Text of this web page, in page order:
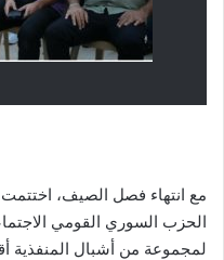
مع انتهاء فصل الصيف، اختتمت
الحزب السوري القومي
لمجموعة من أشبال المنفذية